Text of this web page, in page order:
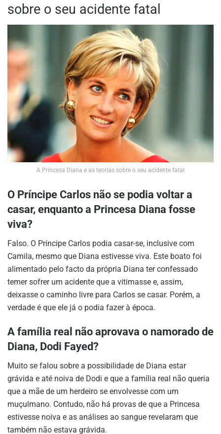
sobre o seu acidente fatal
A Princesa Diana e as teorias sobre o seu acidente fatal
O Príncipe Carlos não se podia voltar a
casar, enquanto a Princesa Diana fosse
viva?
Falso. O Príncipe Carlos podia casar-se, inclusive com
Camila, mesmo que Diana estivesse viva. Este boato foi
alimentado pelo facto da própria Diana ter confessado
temer sofrer um acidente que a vitimasse e, assim,
deixasse o caminho livre para Carlos se casar. Porém, a
verdade é que ele já o podia fazer à época.
A família real não aprovava o namorado de
Diana, Dodi Fayed?
Muito se falou sobre a possibilidade de Diana estar
grávida e até noiva de Dodi e que a família real não queria
que a mãe de um herdeiro se envolvesse com um
muçulmano. Contudo, não há provas de que a Princesa
estivesse noiva e as análises ao sangue revelaram que
também não estava grávida.